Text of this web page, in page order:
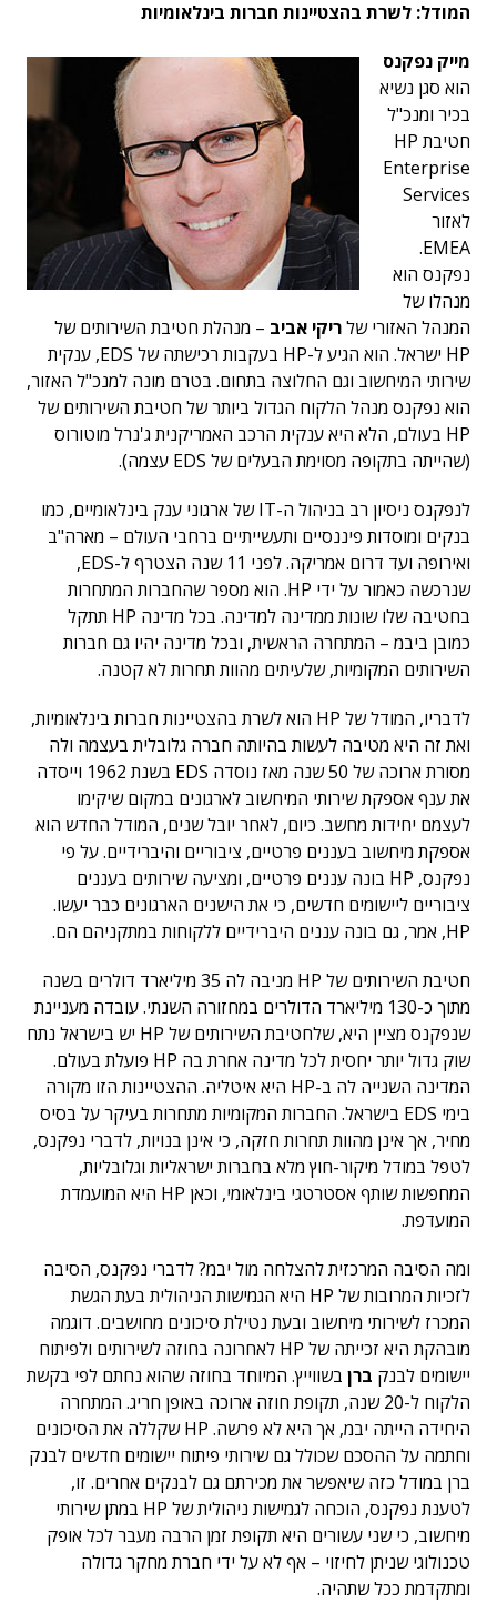
המודל: לשרת בהצטיינות חברות בינלאומיות
מייק נפקנס
הוא סגן נשיא
בכיר ומנכ"ל
חטיבת HP
Enterprise
Services
לאזור
EMEA.
נפקנס הוא
מנהלו של
המנהל האזורי שלריקי אביב – מנהלת חטיבת השירותים של
HP ישראל. הוא הגיע ל-HP בעקבות רכישתה של EDS, ענקית
שירותי המיחשוב וגם החלוצה בתחום. בטרם מונה למנכ"ל האזור,
הוא נפקנס מנהל הלקוח הגדול ביותר של חטיבת השירותים של
HP בעולם, הלא היא ענקית הרכב האמריקנית ג'נרל מוטורוס
(שהייתה בתקופה מסוימת הבעלים של EDS עצמה).
לנפקנס ניסיון רב בניהול ה-IT של ארגוני ענק בינלאומיים, כמו
בנקים ומוסדות פיננסיים ותעשייתיים ברחבי העולם – מארה"ב
ואירופה ועד דרום אמריקה. לפני 11 שנה הצטרף ל-EDS,
שנרכשה כאמור על ידי HP. הוא מספר שהחברות המתחרות
בחטיבה שלו שונות ממדינה למדינה. בכל מדינה HP תתקל
כמובן ביבמ – המתחרה הראשית, ובכל מדינה יהיו גם חברות
השירותים המקומיות, שלעיתים מהוות תחרות לא קטנה.
לדבריו, המודל של HP הוא לשרת בהצטיינות חברות בינלאומיות,
ואת זה היא מטיבה לעשות בהיותה חברה גלובלית בעצמה ולה
מסורת ארוכה של 50 שנה מאז נוסדה EDS בשנת 1962 וייסדה
את ענף אספקת שירותי המיחשוב לארגונים במקום שיקימו
לעצמם יחידות מחשב. כיום, לאחר יובל שנים, המודל החדש הוא
אספקת מיחשוב בעננים פרטיים, ציבוריים והיברידיים. על פי
נפקנס, HP בונה עננים פרטיים, ומציעה שירותים בעננים
ציבוריים ליישומים חדשים, כי את הישנים הארגונים כבר יעשו.
HP, אמר, גם בונה עננים היברידיים ללקוחות במתקניהם הם.
חטיבת השירותים של HP מניבה לה 35 מיליארד דולרים בשנה
מתוך כ-130 מיליארד הדולרים במחזורה השנתי. עובדה מעניינת
שנפקנס מציין היא, שלחטיבת השירותים של HP יש בישראל נתח
שוק גדול יותר יחסית לכל מדינה אחרת בה HP פועלת בעולם.
המדינה השנייה לה ב-HP היא איטליה. ההצטיינות הזו מקורה
בימי EDS בישראל. החברות המקומיות מתחרות בעיקר על בסיס
מחיר, אך אינן מהוות תחרות חזקה, כי אינן בנויות, לדברי נפקנס,
לטפל במודל מיקור-חוץ מלא בחברות ישראליות וגלובליות,
המחפשות שותף אסטרטגי בינלאומי, וכאן HP היא המועמדת
המועדפת.
ומה הסיבה המרכזית להצלחה מול יבמ? לדברי נפקנס, הסיבה
לזכיות המרובות של HP היא הגמישות הניהולית בעת הגשת
המכרז לשירותי מיחשוב ובעת נטילת סיכונים מחושבים. דוגמה
מובהקת היא זכייתה של HP לאחרונה בחוזה לשירותים ולפיתוח
יישומים לבנק ברן בשווייץ. המיוחד בחוזה שהוא נחתם לפי בקשת
הלקוח ל-20 שנה, תקופת חוזה ארוכה באופן חריג. המתחרה
היחידה הייתה יבמ, אך היא לא פרשה. HP שקללה את הסיכונים
וחתמה על ההסכם שכולל גם שירותי פיתוח יישומים חדשים לבנק
ברן במודל כזה שיאפשר את מכירתם גם לבנקים אחרים. זו,
לטענת נפקנס, הוכחה לגמישות ניהולית של HP במתן שירותי
מיחשוב, כי שני עשורים היא תקופת זמן הרבה מעבר לכל אופק
טכנולוגי שניתן לחיזוי – אף לא על ידי חברת מחקר גדולה
ומתקדמת ככל שתהיה.